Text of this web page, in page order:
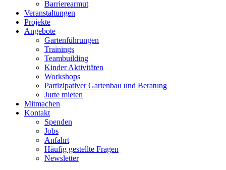
Barrierearmut
Veranstaltungen
Projekte
Angebote
Gartenführungen
Trainings
Teambuilding
Kinder Aktivitäten
Workshops
Partizipativer Gartenbau und Beratung
Jurte mieten
Mitmachen
Kontakt
Spenden
Jobs
Anfahrt
Häufig gestellte Fragen
Newsletter